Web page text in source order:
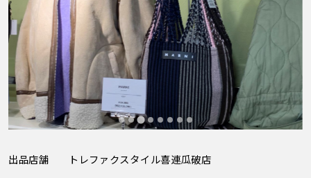
出品店舗
トレファクスタイル喜連瓜破店